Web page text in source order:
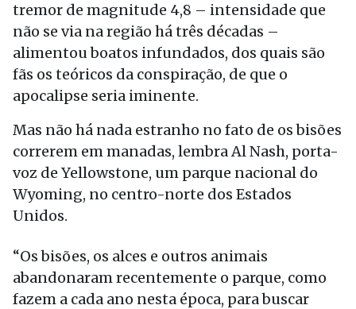
tremor de magnitude 4,8 – intensidade que
não se via na região há três décadas –
alimentou boatos infundados, dos quais são
fãs os teóricos da conspiração, de que o
apocalipse seria iminente.
Mas não há nada estranho no fato de os bisões
correrem em manadas, lembra Al Nash, porta-
voz de Yellowstone, um parque nacional do
Wyoming, no centro-norte dos Estados
Unidos.
“Os bisões, os alces e outros animais
abandonaram recentemente o parque, como
fazem a cada ano nesta época, para buscar